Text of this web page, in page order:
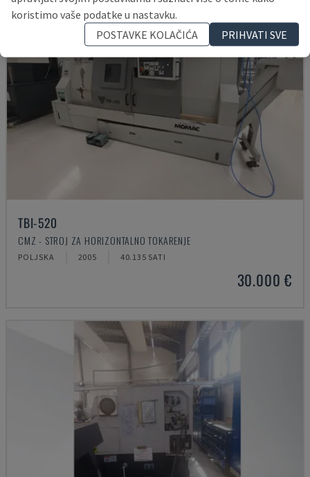
TBI-520
CMZ - STROJ ZA HORIZONTALNO TOKARENJE
POLJSKA 2005 40.135 SATI
30.000 €
koristimo vaše podatke u nastavku.
POSTAVKE KOLAČIĆA
PRIHVATI SVE